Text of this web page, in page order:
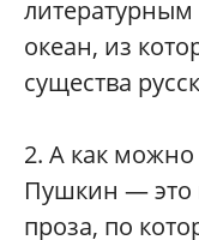
океан, из
существа
2. А как
Пушкин — это
проза, по